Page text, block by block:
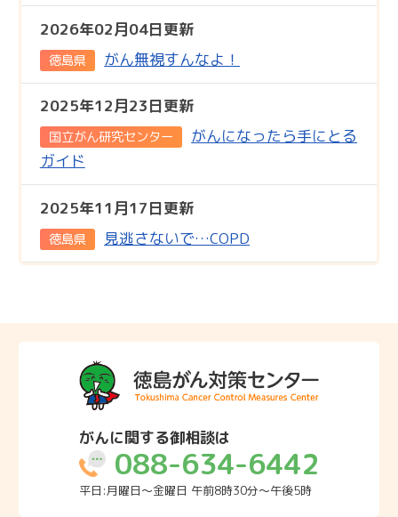
2026年02月04日更新
徳島県 がん無視すんなよ！
2025年12月23日更新
国立がん研究センター
がんになったら手にとる
ガイド
2025年11月17日更新
徳島県 見逃さないで…COPD
がんに関する御相談は
088-634-6442
平日:月曜日～金曜日 午前8時30分～午後5時